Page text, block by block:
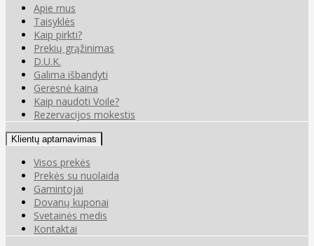
Apie mus
Taisyklės
Kaip pirkti?
Prekių grąžinimas
D.U.K.
Galima išbandyti
Geresnė kaina
Kaip naudoti Voile?
Rezervacijos mokestis
Klientų aptarnavimas
Visos prekės
Prekės su nuolaida
Gamintojai
Dovanų kuponai
Svetainės medis
Kontaktai